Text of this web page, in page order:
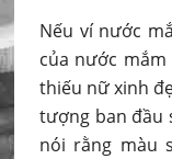
Nếu ví nước
của nước mắm
thiếu nữ xinh
tượng ban đầu
nói rằng màu